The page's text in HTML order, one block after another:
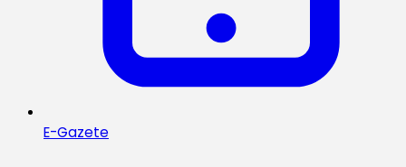
E-Gazete